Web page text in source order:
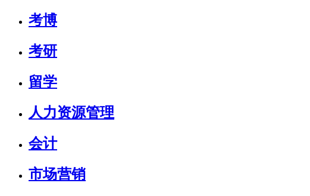
考博
考研
留学
人力资源管理
会计
市场营销